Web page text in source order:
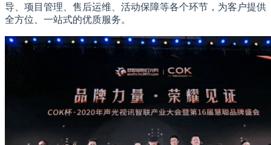
导、项目管理、售后运维、活动保障等各个环节，为客户提供
全方位、一站式的优质服务。